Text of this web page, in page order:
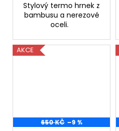
Stylový termo hrnek z
bambusu a nerezové
oceli.
AKCE
650 KČ –9 %